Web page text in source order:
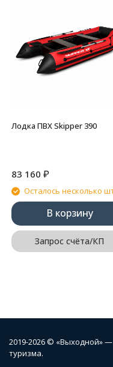
Лодка ПВХ Skipper 390
83 160 ₽
Осталось несколько
В корзину
Запрос счёта/КП
2019-2026 © «Выходной»
туризма.